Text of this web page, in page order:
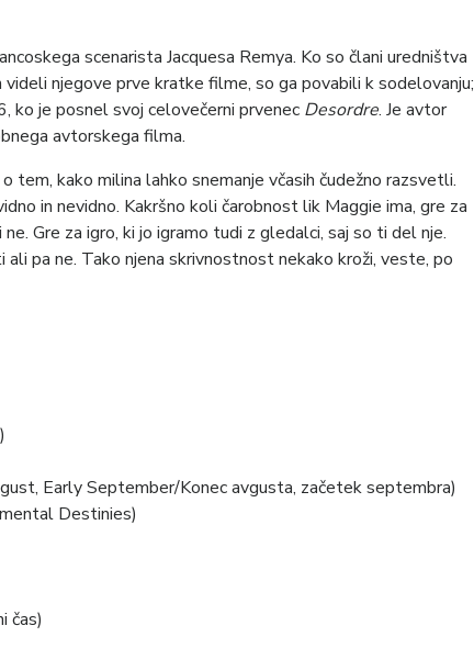
scenarista Jacquesa Remya. Ko so člani uredništva
njegove prve kratke filme, so ga povabili k sodelovanju;
je posnel svoj celovečerni prvenec Desordre. Je avtor
avtorskega filma.
tem, kako milina lahko snemanje včasih čudežno razsvetli.
in nevidno. Kakršno koli čarobnost lik Maggie ima, gre za
Gre za igro, ki jo igramo tudi z gledalci, saj so ti del nje.
pa ne. Tako njena skrivnostnost nekako kroži, veste, po
Early September/Konec avgusta, začetek septembra)
Destinies)
čas)